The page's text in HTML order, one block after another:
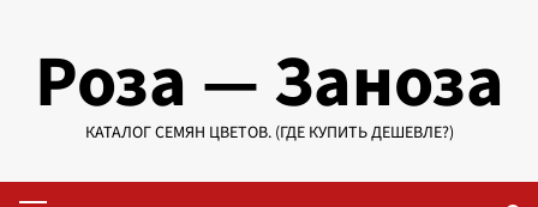
содержимому
Роза — Заноза
КАТАЛОГ СЕМЯН ЦВЕТОВ. (ГДЕ КУПИТЬ ДЕШЕВЛЕ?)